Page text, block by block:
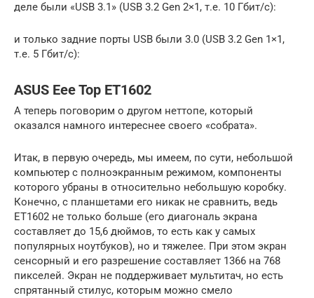
деле были «USB 3.1» (USB 3.2 Gen 2×1, т.е. 10 Гбит/с):
и только задние порты USB были 3.0 (USB 3.2 Gen 1×1,
т.е. 5 Гбит/с):
ASUS Eee Top ET1602
А теперь поговорим о другом неттопе, который
оказался намного интереснее своего «собрата».
Итак, в первую очередь, мы имеем, по сути, небольшой
компьютер с полноэкранным режимом, компоненты
которого убраны в относительно небольшую коробку.
Конечно, с планшетами его никак не сравнить, ведь
ET1602 не только больше (его диагональ экрана
составляет до 15,6 дюймов, то есть как у самых
популярных ноутбуков), но и тяжелее. При этом экран
сенсорный и его разрешение составляет 1366 на 768
пикселей. Экран не поддерживает мультитач, но есть
спрятанный стилус, которым можно смело